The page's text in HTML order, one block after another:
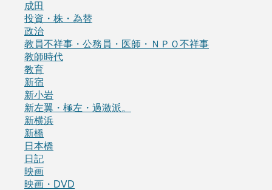
成田
投資・株・為替
政治
教員不祥事・公務員・医師・ＮＰＯ不祥事
教師時代
教育
新宿
新小岩
新左翼・極左・過激派。
新横浜
新橋
日本橋
日記
映画
映画・DVD